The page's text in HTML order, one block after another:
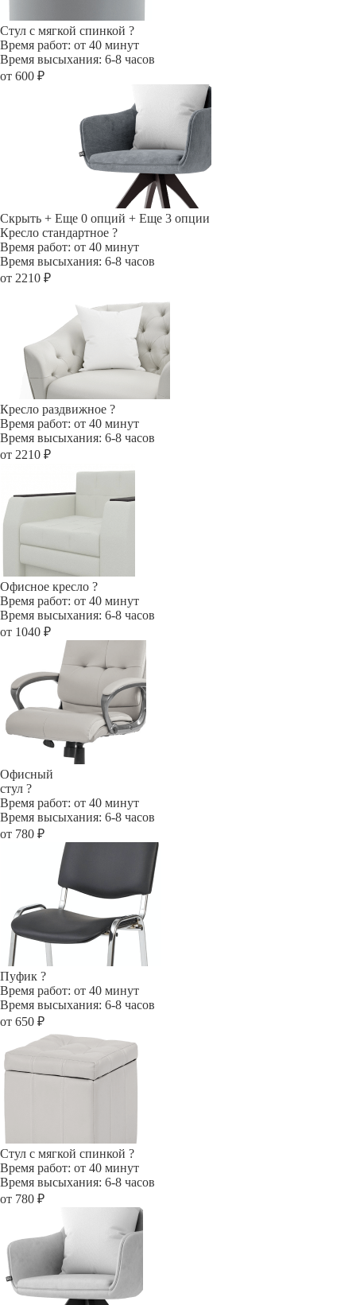
Стул с мягкой спинкой ?
Время работ: от 40 минут
Время высыхания: 6-8 часов
от 600 ₽
Скрыть + Еще 0 опций + Еще 3 опции
Кресло стандартное ?
Время работ: от 40 минут
Время высыхания: 6-8 часов
от 2210 ₽
Кресло раздвижное ?
Время работ: от 40 минут
Время высыхания: 6-8 часов
от 2210 ₽
Офисное кресло ?
Время работ: от 40 минут
Время высыхания: 6-8 часов
от 1040 ₽
Офисный
стул ?
Время работ: от 40 минут
Время высыхания: 6-8 часов
от 780 ₽
Пуфик ?
Время работ: от 40 минут
Время высыхания: 6-8 часов
от 650 ₽
Стул с мягкой спинкой ?
Время работ: от 40 минут
Время высыхания: 6-8 часов
от 780 ₽